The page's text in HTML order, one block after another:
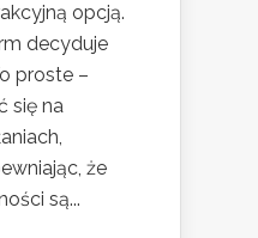
opcją.
decyduje
proste –
się na
że
są...